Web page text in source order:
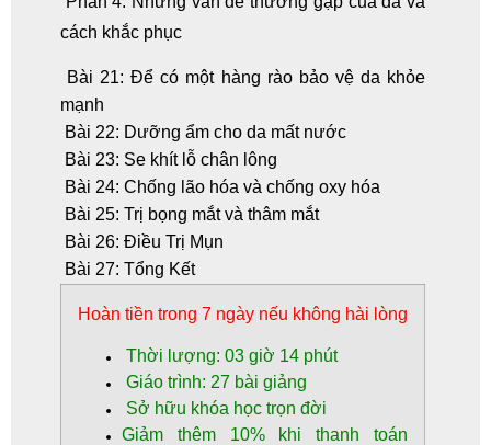
cách khắc phục
Bài 21: Để có một hàng rào bảo vệ da khỏe
mạnh
Bài 22: Dưỡng ẩm cho da mất nước
Bài 23: Se khít lỗ chân lông
Bài 24: Chống lão hóa và chống oxy hóa
Bài 25: Trị bọng mắt và thâm mắt
Bài 26: Điều Trị Mụn
Bài 27: Tổng Kết
Hoàn tiền trong 7 ngày nếu không hài lòng
Thời lượng: 03 giờ 14 phút
Giáo trình: 27 bài giảng
Sở hữu khóa học trọn đời
Giảm thêm 10%khi thanh toán